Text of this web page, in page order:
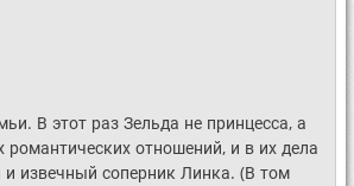
В этот раз Зельда не принцесса, а
отношений, и в их дела
извечный соперник Линка. (В том